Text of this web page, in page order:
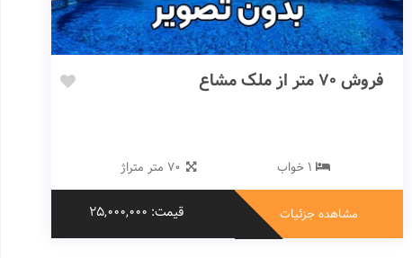
فروش 70 متر از ملک مشاع
1 خواب 70 متر متراژ
مشاهده جزئیات قیمت: 25,000,000